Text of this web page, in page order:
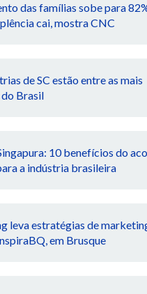
das famílias sobe para
cai, mostra CNC
de SC estão entre as mais
Brasil
10 benefícios do
a indústria brasileira
leva estratégias de
em Brusque